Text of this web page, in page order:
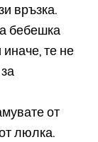
връзка.
бебешка
те не
от
люлка.